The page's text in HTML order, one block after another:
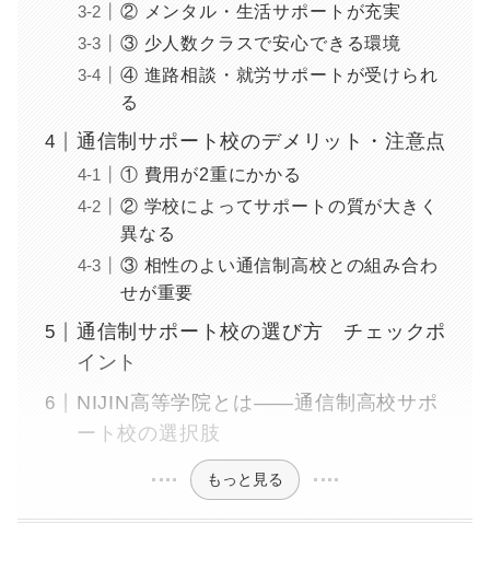
② メンタル・生活サポートが充実
③ 少人数クラスで安心できる環境
④ 進路相談・就労サポートが受けられ
る
通信制サポート校のデメリット・注意点
① 費用が2重にかかる
② 学校によってサポートの質が大きく
異なる
③ 相性のよい通信制高校との組み合わ
せが重要
通信制サポート校の選び方 チェックポ
イント
NIJIN高等学院とは——通信制高校サポ
ート校の選択肢
もっと見る